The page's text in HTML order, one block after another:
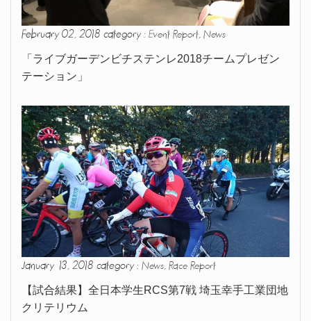
February 02, 2018 category : Event Report News
「ライブガーデンビチステンレ2018チームプレゼン
テーション」
January 13, 2018 category : News Race Report
【試合結果】全日本学生RCS第7戦 埼玉幸手工業団地
クリテリウム